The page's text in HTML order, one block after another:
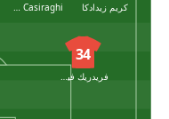
كريم زيدادكا Daniele Casiraghi
34